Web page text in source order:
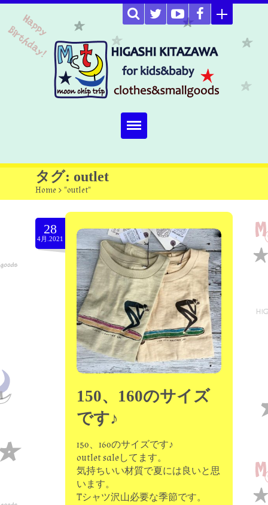
Home
about
Select item
omutucake
moon chip trip original
my account
Store
minna kitchen komeco
タグ: outlet
Home > "outlet"
28
4月.2021
150、160のサイズ
です♪
150、160のサイズです♪
outlet saleしてます。
気持ちいい材質で夏には良いと思
います。
Tシャツ沢山必要な季節です。